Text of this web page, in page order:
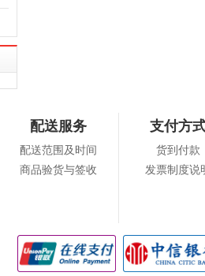
配送服务
配送范围及时间
商品验货与签收
支付方
货到付款
发票制度说